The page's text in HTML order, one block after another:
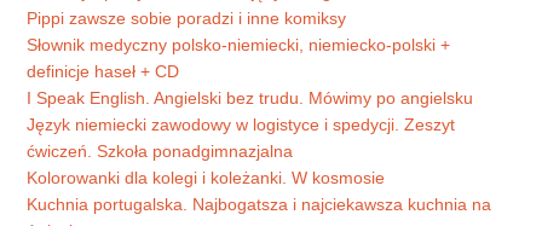
Pippi zawsze sobie poradzi i inne komiksy
Słownik medyczny polsko-niemiecki, niemiecko-polski +
definicje haseł + CD
I Speak English. Angielski bez trudu. Mówimy po angielsku
Język niemiecki zawodowy w logistyce i spedycji. Zeszyt
ćwiczeń. Szkoła ponadgimnazjalna
Kolorowanki dla kolegi i koleżanki. W kosmosie
Kuchnia portugalska. Najbogatsza i najciekawsza kuchnia na